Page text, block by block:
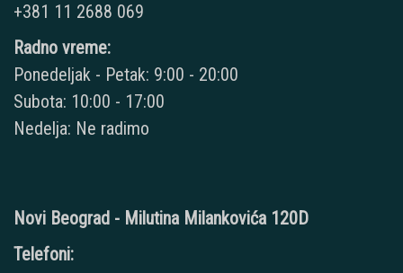
+381 11 2688 069
Radno vreme:
Ponedeljak - Petak: 9:00 - 20:00
Subota: 10:00 - 17:00
Nedelja: Ne radimo
Novi Beograd - Milutina Milankovića 120D
Telefoni: